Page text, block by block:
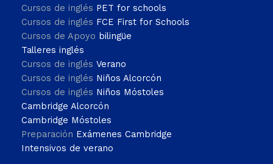
Cursos de inglés PET for schools
Cursos de inglés FCE First for Schools
Cursos de Apoyo bilingüe
Talleres inglés
Cursos de inglés Verano
Cursos de inglés Niños Alcorcón
Cursos de inglés Niños Móstoles
Cambridge Alcorcón
Cambridge Móstoles
Preparación Exámenes Cambridge
Intensivos de verano